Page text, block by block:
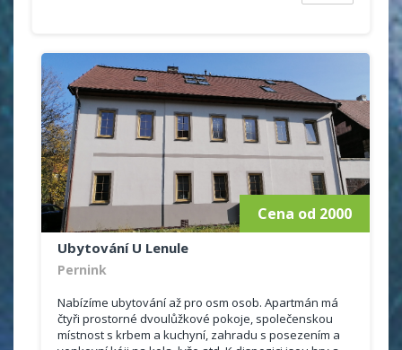
Součástí každého pokoje je televizor, lednička, Wifi free
a vlastní sociální zařízení se sprchovým koutem,
umyvadlem, toaletou.
V ceně ubytování je zahrnuta snídaně v naší restauraci
a také ubytovací poplatek.
K dispozici je Vám i dětská postýlka (děti do 3 let jsou u
nás zdarma bez nároku na stravu). Jako naši hosté
máte obdržíte také slevy v naší půjčovně a
lyžařské/snowboardové škole JPK.
Cena od 2000
Ubytování U Lenule
Pernink
Nabízíme ubytování až pro osm osob. Apartmán má
čtyři prostorné dvoulůžkové pokoje, společenskou
místnost s krbem a kuchyní, zahradu s posezením a